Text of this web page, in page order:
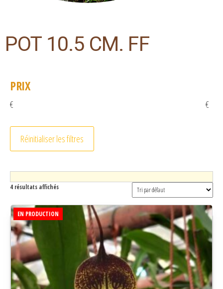
POT 10.5 CM. FF
PRIX
€ €
Réinitialiser les filtres
4 résultats affichés
EN PRODUCTION